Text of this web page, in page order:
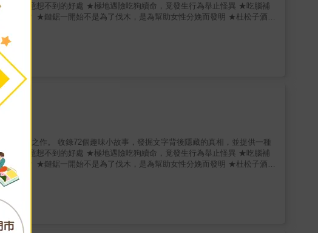
竟有意想不到的好處 ★極地遇險吃狗續命，竟發生行為舉止怪異 ★吃腦補
催婚？ ★鏈鋸一開始不是為了伐木，是為幫助女性分娩而發明 ★杜松子酒不
能減肥 & 作者以生動有趣又深具啟發的方式來陳述原本應該複雜且枯燥的人
現，通過史料的爬梳整理，剖析實際案例，還原真實故事，帶來更多的啟
的集錦之作。 收錄72個趣味小故事，發掘文字背後隱藏的真相，並提供一種
竟有意想不到的好處 ★極地遇險吃狗續命，竟發生行為舉止怪異 ★吃腦補
催婚？ ★鏈鋸一開始不是為了伐木，是為幫助女性分娩而發明 ★杜松子酒不
能減肥 & 作者以生動有趣又深具啟發的方式來陳述原本應該複雜且枯燥的人
呈現，通過史料的爬梳整理，剖析實際案例，還原真實故事，帶來更多的啟